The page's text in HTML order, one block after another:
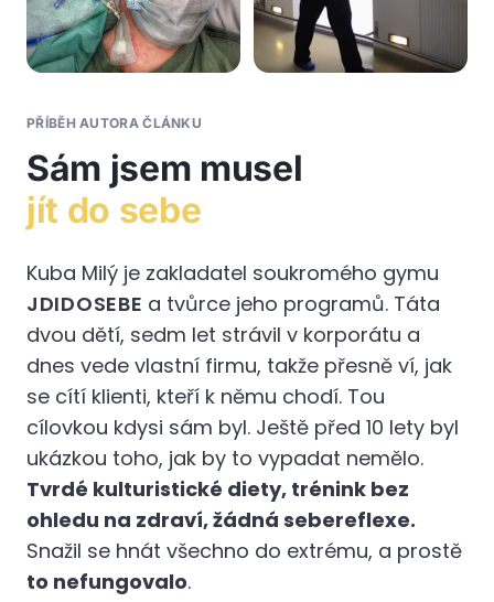
PŘÍBĚH AUTORA ČLÁNKU
Sám jsem musel
jít do sebe
Kuba Milý je zakladatel soukromého gymu
JDIDOSEBE a tvůrce jeho programů. Táta
dvou dětí, sedm let strávil v korporátu a
dnes vede vlastní firmu, takže přesně ví, jak
se cítí klienti, kteří k němu chodí. Tou
cílovkou kdysi sám byl. Ještě před 10 lety byl
ukázkou toho, jak by to vypadat nemělo.
Tvrdé kulturistické diety, trénink bez
ohledu na zdraví, žádná sebereflexe.
Snažil se hnát všechno do extrému, a prostě
to nefungovalo.